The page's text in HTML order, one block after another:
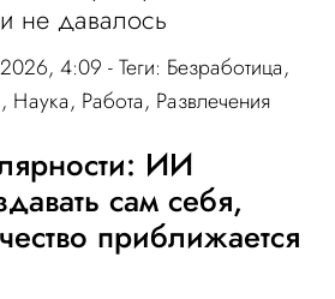
не давалось
4:09 - Теги: Безработица,
, Наука, Работа, Развлечения
ИИ
сам себя,
приближается